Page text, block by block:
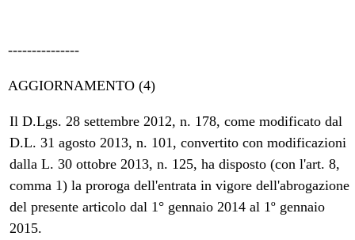
---------------
AGGIORNAMENTO (4)
Il D.Lgs. 28 settembre 2012, n. 178, come modificato dal
D.L. 31 agosto 2013, n. 101, convertito con modificazioni
dalla L. 30 ottobre 2013, n. 125, ha disposto (con l'art. 8,
comma 1) la proroga dell'entrata in vigore dell'abrogazione
del presente articolo dal 1° gennaio 2014 al 1º gennaio
2015.